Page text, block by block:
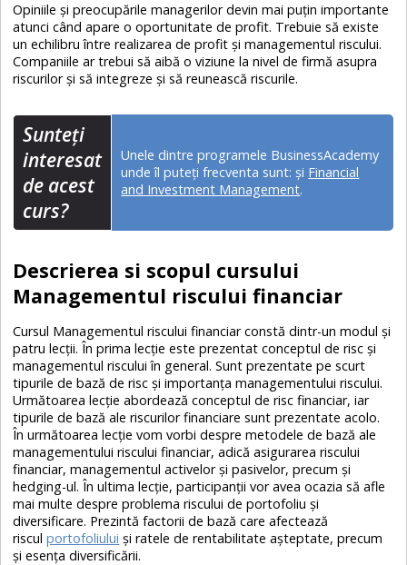
Opiniile și preocupările managerilor devin mai puțin importante
atunci când apare o oportunitate de profit. Trebuie să existe
un echilibru între realizarea de profit și managementul riscului.
Companiile ar trebui să aibă o viziune la nivel de firmă asupra
riscurilor și să integreze și să reunească riscurile.
Sunteţi
interesat
de acest
curs?
Unele dintre programele BusinessAcademy
unde îl puteți frecventa sunt:și Financial
and Investment Management.
Descrierea si scopul cursului
Managementul riscului financiar
Cursul Managementul riscului financiar constă dintr-un modul și
patru lecții. În prima lecție este prezentat conceptul de risc și
managementul riscului în general. Sunt prezentate pe scurt
tipurile de bază de risc și importanța managementului riscului.
Următoarea lecție abordează conceptul de risc financiar, iar
tipurile de bază ale riscurilor financiare sunt prezentate acolo.
În următoarea lecție vom vorbi despre metodele de bază ale
managementului riscului financiar, adică asigurarea riscului
financiar, managementul activelor și pasivelor, precum și
hedging-ul. În ultima lecție, participanții vor avea ocazia să afle
mai multe despre problema riscului de portofoliu și
diversificare. Prezintă factorii de bază care afectează
risculportofoliului și ratele de rentabilitate așteptate, precum
și esența diversificării.